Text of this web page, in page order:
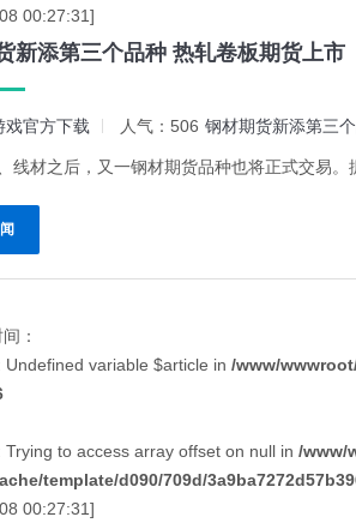
00:27:31]
新添第三个品种 热轧卷板期货上市
戏官方下载 人气：506 钢材期货新添第三
线材之后，又一钢材期货品种也将正式交易
：
Undefined variable $article in /www/
Trying to access array offset on null in /www/
template/d090/709d/
00:27:31]